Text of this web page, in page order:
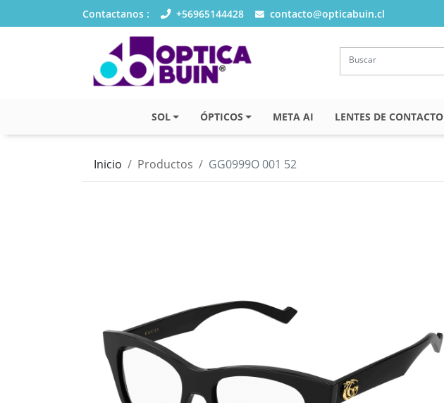
Contactanos : +56965144428 contacto@opticabuin.cl
SOL ÓPTICOS META AI LENTES DE CONTACTO
Inicio Productos GG0999O 001 52